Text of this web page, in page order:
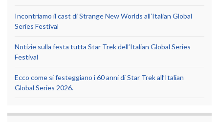
Incontriamo il cast di Strange New Worlds all’Italian Global
Series Festival
Notizie sulla festa tutta Star Trek dell’Italian Global Series
Festival
Ecco come si festeggiano i 60 anni di Star Trek all’Italian
Global Series 2026.